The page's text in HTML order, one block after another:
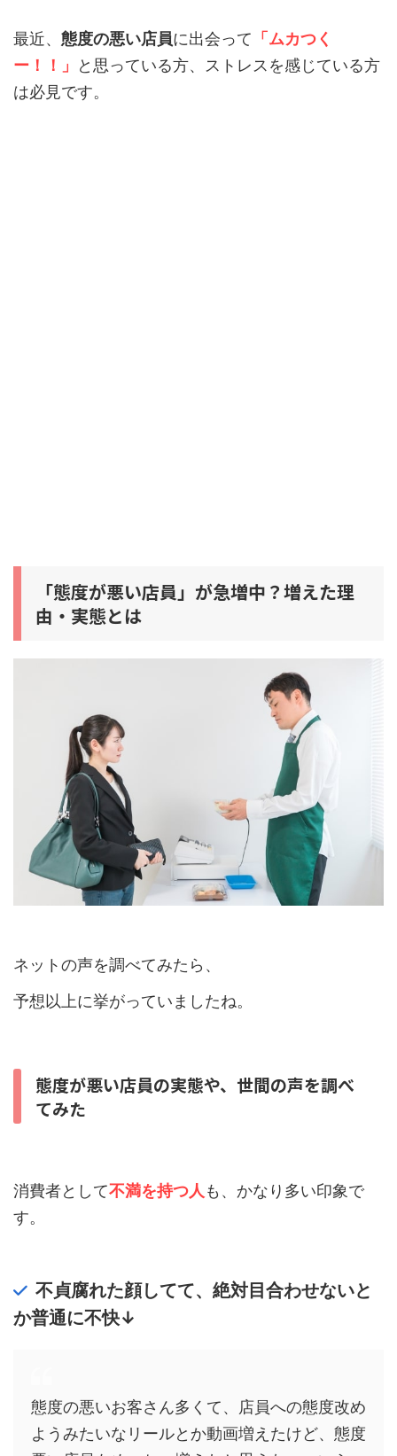
最近、 態度の悪い店員に出会って 「ムカつく
ー！！」
と思っている方、ストレスを感じている方
は必見です。
「態度が悪い店員」が急増中？増えた理
由・実態とは
ネットの声を調べてみたら、
予想以上に挙がっていましたね。
態度が悪い店員の実態や、世間の声を調べ
てみた
消費者として不満を持つ人 も、かなり多い印象で
す。
不貞腐れた顔してて、絶対目合わせないと
か普通に不快↓
態度の悪いお客さん多くて、店員への態度改め
ようみたいなリールとか動画増えたけど、態度